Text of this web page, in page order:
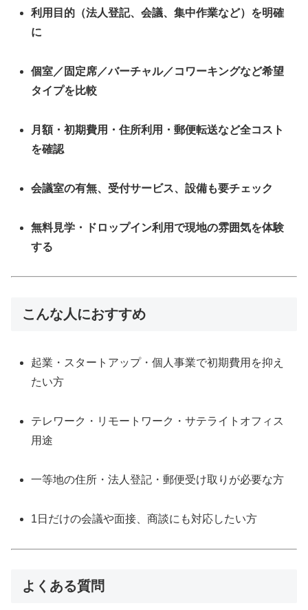
利用目的（法人登記、会議、集中作業など）を明確
に
個室／固定席／バーチャル／コワーキングなど希望
タイプを比較
月額・初期費用・住所利用・郵便転送など全コスト
を確認
会議室の有無、受付サービス、設備も要チェック
無料見学・ドロップイン利用で現地の雰囲気を体験
する
こんな人におすすめ
起業・スタートアップ・個人事業で初期費用を抑え
たい方
テレワーク・リモートワーク・サテライトオフィス
用途
一等地の住所・法人登記・郵便受け取りが必要な方
1日だけの会議や面接、商談にも対応したい方
よくある質問